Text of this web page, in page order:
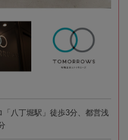
八丁堀駅」徒歩3分、都営浅